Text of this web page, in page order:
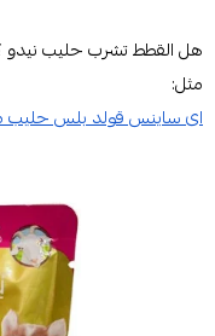
هل القطط تشرب حليب نيدو
مثل:
اى ساينس قولد بلس حليب